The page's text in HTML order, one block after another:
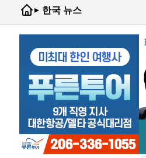
▸ 한국 뉴스